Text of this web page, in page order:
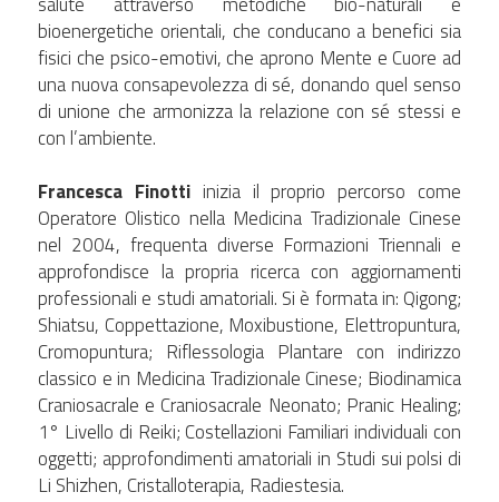
bioenergetiche orientali, che conducano a benefici sia
fisici che psico-emotivi, che aprono Mente e Cuore ad
una nuova consapevolezza di sé, donando quel senso
di unione che armonizza la relazione con sé stessi e
con l’ambiente.
Francesca Finotti inizia il proprio percorso come
Operatore Olistico nella Medicina Tradizionale Cinese
nel 2004, frequenta diverse Formazioni Triennali e
approfondisce la propria ricerca con aggiornamenti
professionali e studi amatoriali. Si è formata in: Qigong;
Shiatsu, Coppettazione, Moxibustione, Elettropuntura,
Cromopuntura; Riflessologia Plantare con indirizzo
classico e in Medicina Tradizionale Cinese; Biodinamica
Craniosacrale e Craniosacrale Neonato; Pranic Healing;
1° Livello di Reiki; Costellazioni Familiari individuali con
oggetti; approfondimenti amatoriali in Studi sui polsi di
Li Shizhen, Cristalloterapia, Radiestesia.